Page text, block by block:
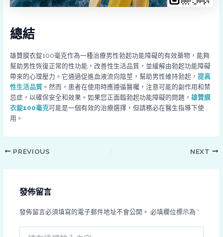
總結
雄贊膜衣錠100毫克作為一種治療男性勃起功能障礙的有效藥物，能夠
幫助男性恢復正常的性功能，改善性生活品質，並緩解由勃起功能障礙
帶來的心理壓力。它通過促進血液流向陰莖，幫助男性維持勃起， 提高
性生活品質。然而，患者在使用時應遵循醫囑，注意可能的副作用和禁
忌症，以確保安全和效果。如果您正面臨勃起功能障礙的問題， 雄贊膜
衣錠100毫克可能是一個有效的治療選擇，但請務必在醫生指導下使
用。
PREVIOUS NEXT
發佈留言
發佈留言必須填寫的電子郵件地址不會公開。 必填欄位標示為 *